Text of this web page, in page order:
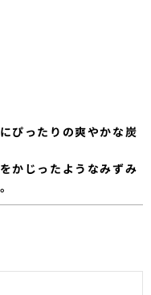
ぴったりの爽やかな炭
かじったようなみずみ